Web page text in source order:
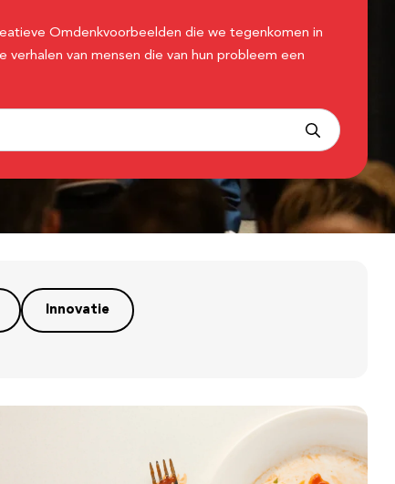
Omdenkvoorbeelden die we tegenkomen in
verhalen van mensen die van hun probleem een
Innovatie